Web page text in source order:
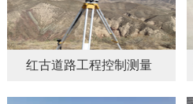
红古道路工程控制测量